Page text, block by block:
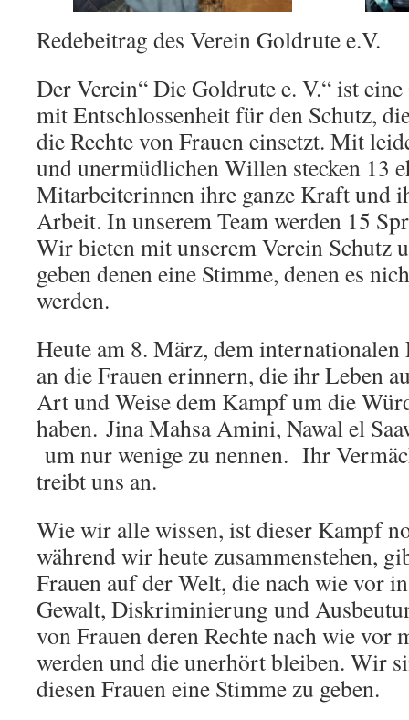
Redebeitrag des Verein Goldrute e.V.
Der Verein“ Die Goldrute e. V.“ ist
mit Entschlossenheit für den Schutz,
die Rechte von Frauen einsetzt. Mit
und unermüdlichen Willen stecken 13
Mitarbeiterinnen ihre ganze Kraft und
Arbeit. In unserem Team werden 15
Wir bieten mit unserem Verein Schutz
geben denen eine Stimme, denen es
werden.
Heute am 8. März, dem
an die Frauen erinnern, die ihr Leben
Art und Weise dem Kampf um die
haben. Jina Mahsa Amini, Nawal el
um nur wenige zu nennen. Ihr
treibt uns an.
Wie wir alle wissen, ist dieser Kampf
während wir heute zusammenstehen,
Frauen auf der Welt, die nach wie vor
Gewalt, Diskriminierung und
von Frauen deren Rechte nach wie vor
werden und die unerhört bleiben. Wir
diesen Frauen eine Stimme zu geben.